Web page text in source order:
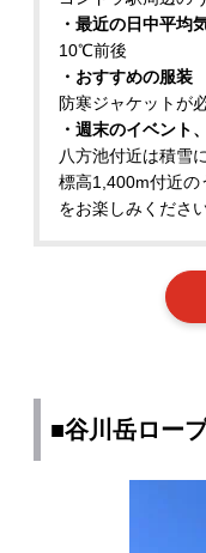
・最近の日中平均
10℃前後
・おすすめの服装
防寒ジャケットが
・週末のイベント
八方池付近は積雪
標高1,400m付近の
をお楽しみください
■谷川岳ロー